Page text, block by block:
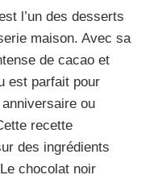
l’un des desserts
maison. Avec sa
de cacao et
est parfait pour
ou
recette
des ingrédients
chocolat noir